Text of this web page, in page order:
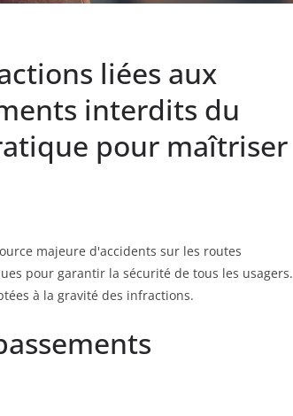
liées aux
interdits du
pour maîtriser
majeure d'accidents sur les routes
pour garantir la sécurité de tous les usagers.
à la gravité des infractions.